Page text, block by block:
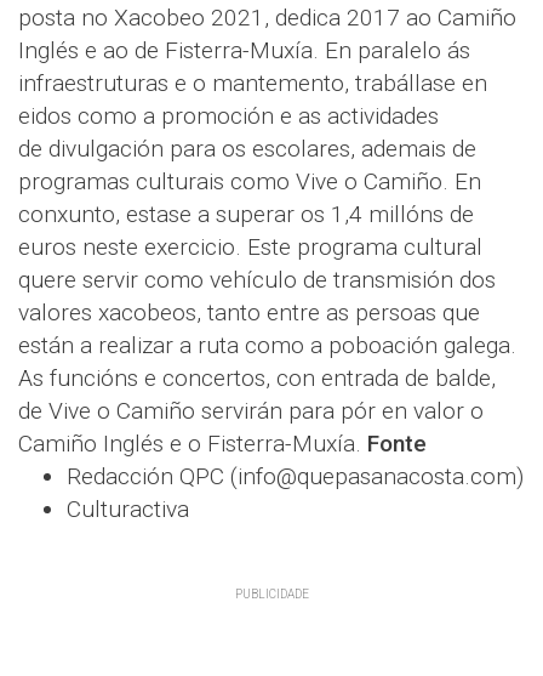
posta no Xacobeo 2021, dedica 2017 ao Camiño
Inglés e ao de Fisterra-Muxía. En paralelo ás
infraestruturas e o mantemento, trabállase en
eidos como a promoción e as actividades
de divulgación para os escolares, ademais de
programas culturais como Vive o Camiño. En
conxunto, estase a superar os 1,4 millóns de
euros neste exercicio. Este programa cultural
quere servir como vehículo de transmisión dos
valores xacobeos, tanto entre as persoas que
están a realizar a ruta como a poboación galega.
As funcións e concertos, con entrada de balde,
de Vive o Camiño servirán para pór en valor o
Camiño Inglés e o Fisterra-Muxía. Fonte
Redacción QPC (info@quepasanacosta.com)
Culturactiva